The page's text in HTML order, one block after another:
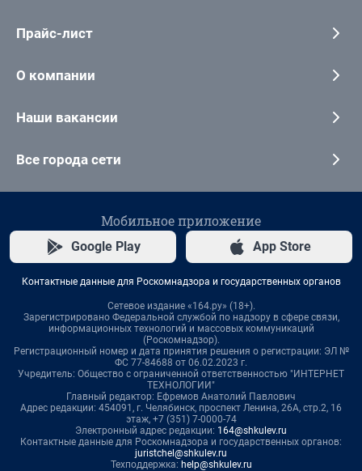
Прайс-лист
О компании
Наши вакансии
Все города сети
Мобильное приложение
Google Play App Store
Контактные данные для Роскомнадзора и государственных органов
Сетевое издание «164.ру» (18+).
Зарегистрировано Федеральной службой по надзору в сфере связи,
информационных технологий и массовых коммуникаций
(Роскомнадзор).
Регистрационный номер и дата принятия решения о регистрации: ЭЛ №
ФС 77-84688 от 06.02.2023 г.
Учредитель: Общество с ограниченной ответственностью "ИНТЕРНЕТ
ТЕХНОЛОГИИ"
Главный редактор: Ефремов Анатолий Павлович
Адрес редакции: 454091, г. Челябинск, проспект Ленина, 26А, стр.2, 16
этаж, +7 (351) 7-0000-74
Электронный адрес редакции: 164@shkulev.ru
Контактные данные для Роскомнадзора и государственных органов:
juristchel@shkulev.ru
Техподдержка: help@shkulev.ru